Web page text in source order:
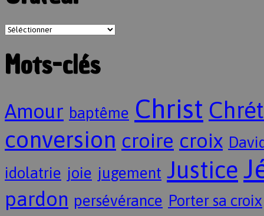
Mots-clés
Amour baptême Christ
conversion croire croix
idolatrie joie jugement Justice
pardon persévérance Porter sa croix